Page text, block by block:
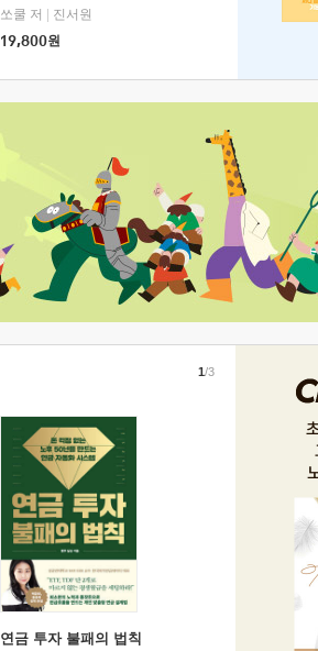
쏘쿨 저
진서원
19,800원
연금 투자 불패의 법칙
1/3